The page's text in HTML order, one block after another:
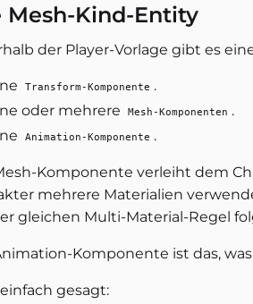
Mesh-Kind-Entity
der Player-Vorlage gibt es
Transform-Komponente .
oder mehrere
Mesh-Komponenten .
Animation-Komponente .
Komponente verleiht dem
mehrere Materialien
gleichen Multi-Material-Regel
Komponente ist das,
gesagt: